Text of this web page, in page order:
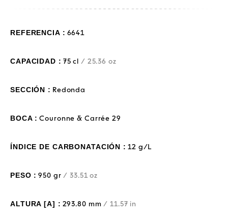
REFERENCIA : 6641
CAPACIDAD : 75 cl / 25.36 oz
SECCIÓN : Redonda
BOCA : Couronne & Carrée 29
ÍNDICE DE CARBONATACIÓN : 12 g/L
PESO : 950 gr / 33.51 oz
ALTURA [A] : 293.80 mm / 11.57 in